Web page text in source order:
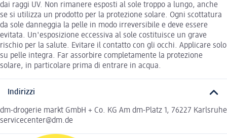
dai raggi UV. Non rimanere esposti al sole troppo a lungo, anche
se si utilizza un prodotto per la protezione solare. Ogni scottatura
da sole danneggia la pelle in modo irreversibile e deve essere
evitata. Un'esposizione eccessiva al sole costituisce un grave
rischio per la salute. Evitare il contatto con gli occhi. Applicare solo
su pelle integra. Far assorbire completamente la protezione
solare, in particolare prima di entrare in acqua.
Indirizzi
dm-drogerie markt GmbH + Co. KG Am dm-Platz 1, 76227 Karlsruhe
servicecenter@dm.de